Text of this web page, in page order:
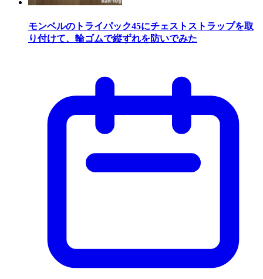
モンベルのトライパック45にチェストストラップを取
り付けて、輪ゴムで縦ずれを防いでみた